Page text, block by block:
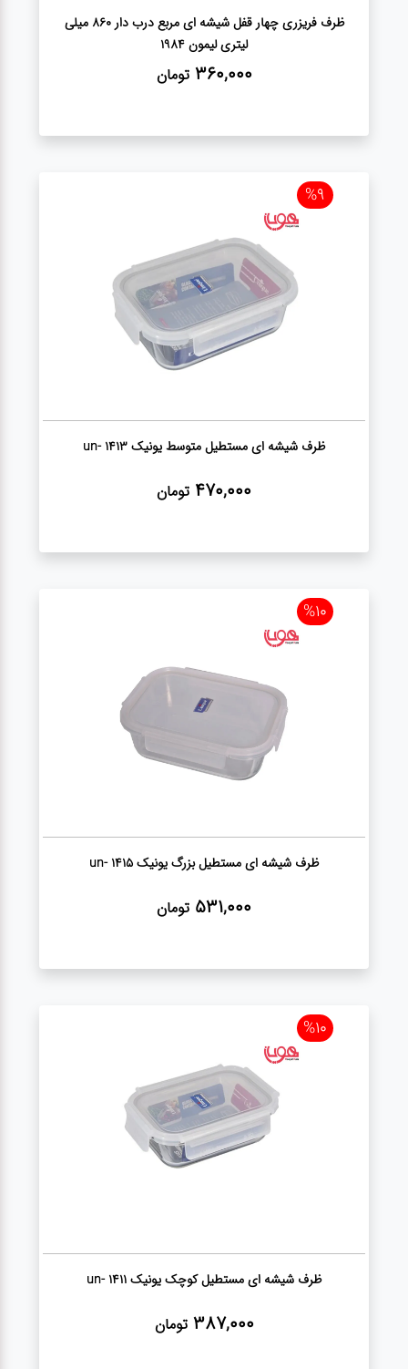
ظرف فریزری چهار قفل شیشه ای مربع درب دار 860 میلی
لیتری لیمون 1984
360,000 تومان
%9
ظرف شیشه ای مستطیل متوسط یونیک un- 1413
470,000 تومان
%10
ظرف شیشه ای مستطیل بزرگ یونیک un- 1415
531,000 تومان
%10
ظرف شیشه ای مستطیل کوچک یونیک un- 1411
387,000 تومان